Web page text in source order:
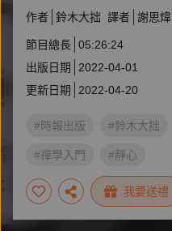
作者 鈴木大拙 譯者 謝思煒
節目總長 05:26:24
出版日期
2022-04-01
更新日期
2022-04-20
#時報出版 #鈴木大拙
#禪學入門 #靜心
我要送禮